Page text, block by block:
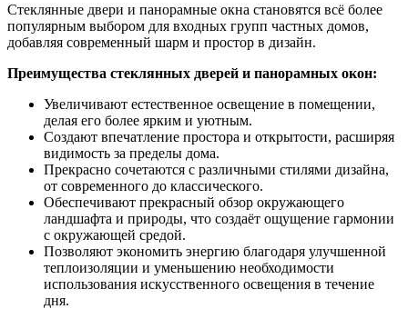
Стеклянные двери и панорамные окна становятся всё более
популярным выбором для входных групп частных домов,
добавляя современный шарм и простор в дизайн.
Преимущества стеклянных дверей и панорамных окон:
Увеличивают естественное освещение в помещении,
делая его более ярким и уютным.
Создают впечатление простора и открытости, расширяя
видимость за пределы дома.
Прекрасно сочетаются с различными стилями дизайна,
от современного до классического.
Обеспечивают прекрасный обзор окружающего
ландшафта и природы, что создаёт ощущение гармонии
с окружающей средой.
Позволяют экономить энергию благодаря улучшенной
теплоизоляции и уменьшению необходимости
использования искусственного освещения в течение
дня.